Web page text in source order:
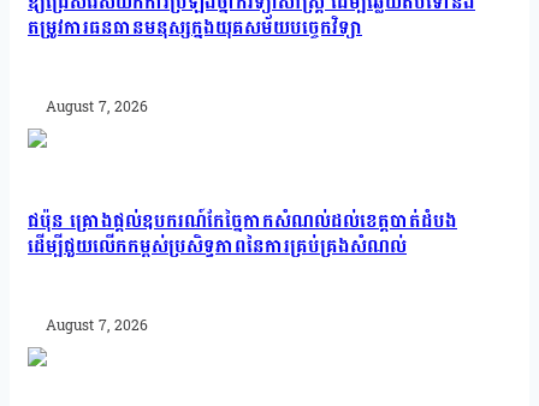
តម្រូវការធនធានមនុស្សក្នុងយុគសម័យបច្ចេកវិទ្យា
August 7, 2026
ជប៉ុន គ្រោងផ្តល់ឧបករណ៍កែច្នៃកាកសំណល់ដល់ខេត្តបាត់ដំបង
ដើម្បីជួយលើកកម្ពស់ប្រសិទ្ធភាពនៃការគ្រប់គ្រងសំណល់
August 7, 2026